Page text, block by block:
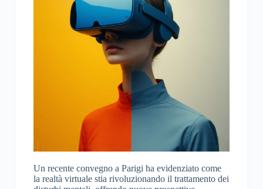
Un recente convegno a Parigi ha evidenziato come
la realtà virtuale stia rivoluzionando il trattamento dei